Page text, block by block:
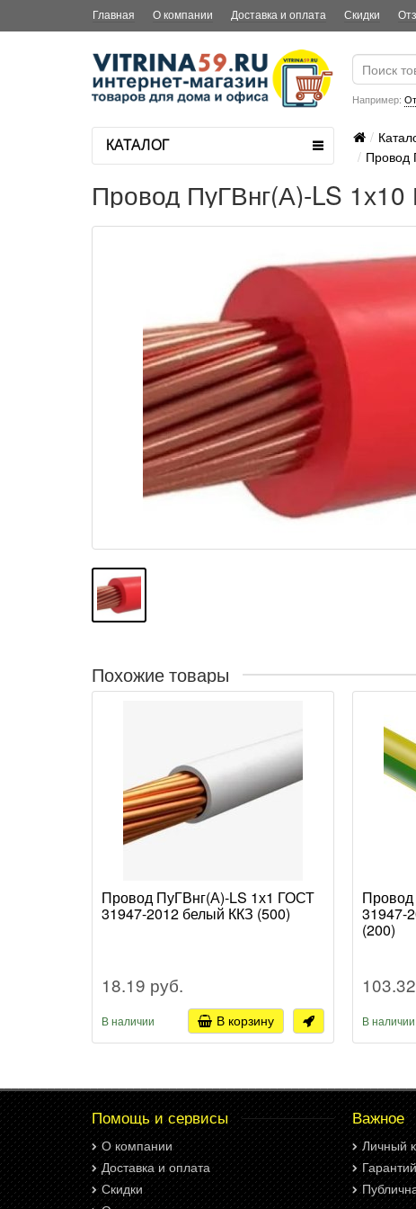
Главная О компании Доставка и оплата Скидки
Например:
КАТАЛОГ
Провод
Провод ПуГВнг(А)-LS
Похожие товары
Провод ПуГВнг(А)-LS 1х1 ГОСТ
31947-2012 белый ККЗ (500)
18.19 руб.
В наличии В корзину
31947-
(200)
В наличии
Помощь и сервисы
О компании
Доставка и оплата
Скидки
Важное
Личный